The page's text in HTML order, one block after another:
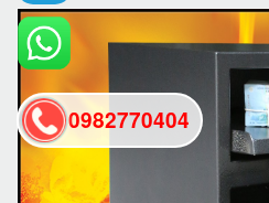
0982770404